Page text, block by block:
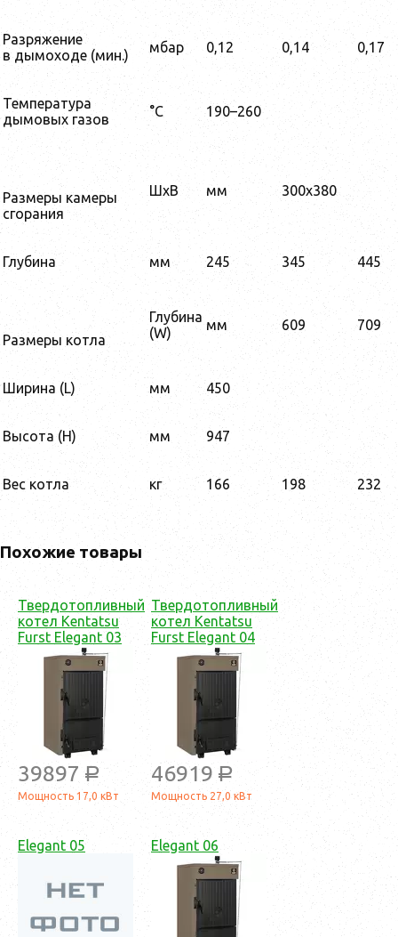
Разряжение
в дымоходе (мин.)
мбар 0,12 0,14 0,17
Температура
дымовых газов
°С 190–260
Размеры камеры
сгорания
ШхВ мм 300x380
Глубина мм 245 345 445
Размеры котла
Глубина
(W)
мм 609 709
Ширина (L) мм 450
Высота (H) мм 947
Вес котла кг 166 198 232
Похожие товары
Твердотопливный
котел Kentatsu
Furst Elegant 03
39897 a
Мощность 17,0 кВт
Твердотопливный
котел Kentatsu
Furst Elegant 04
46919 a
Мощность 27,0 кВт
Elegant 05 Elegant 06